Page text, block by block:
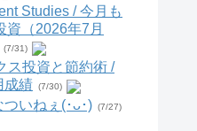
Studies / 今月も
（2026年7月
(7/31)
ス投資と節約術 /
成績 (7/30)
ついねぇ(･ᴗ･) (7/27)